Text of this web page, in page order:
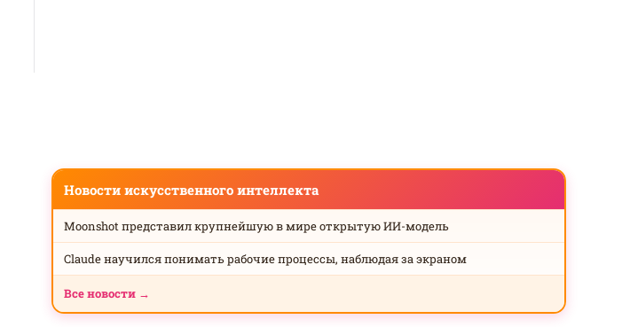
Новости искусственного интеллекта
Moonshot представил крупнейшую в мире открытую ИИ-модель
Claude научился понимать рабочие процессы, наблюдая за экраном
Все новости →